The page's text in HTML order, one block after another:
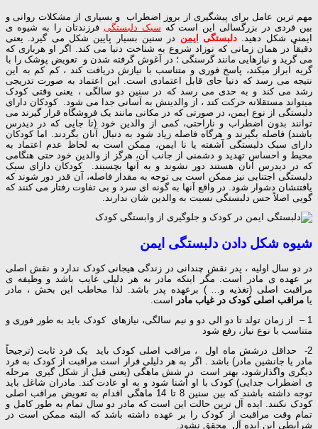
مهم ترین عامل برای پیشگیری از بروز اضطراب و بسیاری از مشکلات روانی و
بین فردی در بزرگسالی این است که سبک دلبستگی فرزندتان را به شیوه ی
ایمنی شکل دهید. دلبستگی ایمن در سنین بسیار پایین شکل می گیرد. یعنی
دقیقاً در همان زمانی که نوزاد شروع به شناخت دنیا می کند. اگر او هرباری که
می گرید و نیازهایی مانند گرسنگی ؛ در آغوش گرفته شدن و تعویض پوشک را با
گریه ابراز میکند، پاسخ فوری و متناسب با نیازش دریافت کند ، کم کم به این
نتیجه می رسد که دنیا جای قابل اعتمادی است. این اعتماد به صورت تدریجی
رشد می کند و به حدی می رسد که در سنین دو سالگی ، یعنی وقتی کودک
میتواند مستقلانه حرکت کند ، از والدینش به آسانی جدا می شود. کودکان دارای
دلبستگی از نوع ایمن، در صورتی که در مکانی مانند یک فروشگاه قرار گیرند می
توانند بدون اضطراب و ناراحتی، کمی از والدین خود (تا جایی که در دیدرس
باشند) فاصله بگیرند و هرگاه فاصله زیاد شود به دنبال آنان بگردند. اما کودکان
دارای سبک دلبستگی آشفته یا نا ایمن، ممکن است به لحاظ عدم اعتماد به
محیط و احساس تهدید و دشمنی از جانب آن، هرگز از والدین خود حتی هنگامی
که در دیدرس آنان هستند دور نشوند و به آنها بچسبند. کودکان دارای سبک
دلبستگی اجتنابی نیز ممکن است بی توجه به مقدار فاصله، آن قدر دور شوند که
یافتنشان دشوار شود. در واقع آنها به گونه ای سرد و بی تفاوت رفتار می کنند که
گویی اصلاً حس دلبستگی نسبت به والدین شان ندارند.
شیوه شکل دادن دلبستگی ایمن
در دو سال اولیه ، پدر نقش چندانی در زندگی هیجانی کودک ندارد و نقش اصلی
بر عهده ی مادر است. مگر اینکه مادر به هر دلیلی غایب باشد و وظیفه ی
مراقبت اصلی (تغذیه و… ) برعهده پدر باشد. لذا مخاطب این بخش ، مادر
یا مراقب اصلی کودک در غیاب مادر است.
1 – از زمان تولد تا دو الی دو و نیم سالگی، نیازهای کودک باید به طور فوری و
متناسب با نوع نیاز، رفع شود
2- حداقل درشش ماه اول ، مراقب اصلی کودک باید یک فرد ثابت (ترجیحاً
مادر یا جانشین مادر) باشد . اگر به هر دلیلی قرار است مراقبت از کودک به فرد
دیگری واگذارشود، بهتر است در شش ماهگی (یعنی قبل از شکل گیری مرحله
ی اضطراب جدایی) کودک با او آشنا شود و به او عادت کند. مادران شاغل باید
توجه داشته باشند که بین سنین 8 تا 14 ماهگی اقدام به تعویض مراقب اصلی
کودک نکنند. ایده آل ترین حالت این است که مادر دو سال تمام به طور کامل و
تمام وقت مراقبت از کودک را بر عهده داشته باشد که البته ممکن است در
شرایطی این ایده آل محقق نشود.